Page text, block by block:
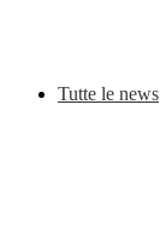
Tutte le news